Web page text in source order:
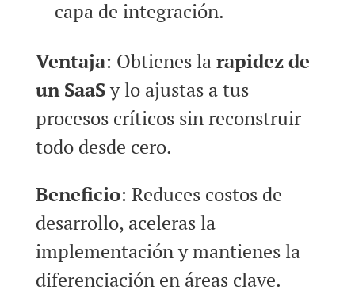
capa de integración.
Ventaja: Obtienes larapidez de
un SaaSy lo ajustas a tus
procesos críticos sin reconstruir
todo desde cero.
Beneficio: Reduces costos de
desarrollo, aceleras la
implementación y mantienes la
diferenciación en áreas clave.